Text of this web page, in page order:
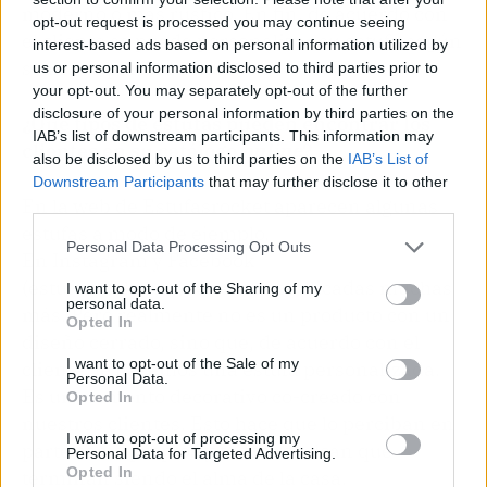
opt-out request is processed you may continue seeing
interest-based ads based on personal information utilized by
us or personal information disclosed to third parties prior to
your opt-out. You may separately opt-out of the further
disclosure of your personal information by third parties on the
IAB’s list of downstream participants. This information may
also be disclosed by us to third parties on the IAB’s List of
Downstream Participants that may further disclose it to other
Personal Data Processing Opt Outs
I want to opt-out of the Sharing of my
personal data.
Opted In
I want to opt-out of the Sale of my
Personal Data.
Opted In
I want to opt-out of processing my
Personal Data for Targeted Advertising.
Opted In
moderno o más rústico. En fin, de acuerdo con
el cliente se puede personalizar su estufa según
sean sus preferencias.
¿Qué tipos de estufas pueden encontrar los
clientes en su catálogoonline?
En Instagram y Facebook
(estufasrocket.es) tenemos publicadas muchas
más. Pero realmente no es un producto con un
cliente, le hacemos una estufa personalizada.
Es un elemento decorativo co-creado con
parte como propios y todos recalcan que
terminan siendo el alma de la casa.